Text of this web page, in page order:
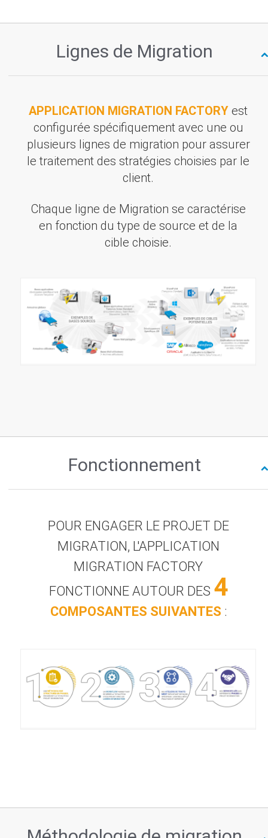
Lignes de Migration
APPLICATION MIGRATION FACTORY est
configurée spécifiquement avec une ou
plusieurs lignes de migration pour assurer
le traitement des stratégies choisies par le
client.
Chaque ligne de Migration se caractérise
en fonction du type de source et de la
cible choisie.
Fonctionnement
POUR ENGAGER LE PROJET DE
MIGRATION, L'APPLICATION
MIGRATION FACTORY
FONCTIONNE AUTOUR DES 4
COMPOSANTES SUIVANTES :